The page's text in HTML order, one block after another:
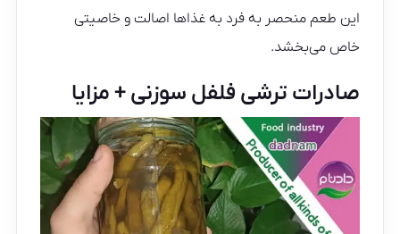
این طعم منحصر به فرد به غذاها اصالت و خاصیتی
خاص می‌بخشد.
صادرات ترشی فلفل سوزنی + مزایا